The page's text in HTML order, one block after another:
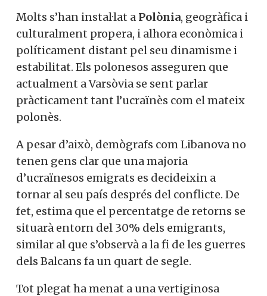
Molts s’han instal·lat a Polònia, geogràfica i
culturalment propera, i alhora econòmica i
políticament distant pel seu dinamisme i
estabilitat. Els polonesos asseguren que
actualment a Varsòvia se sent parlar
pràcticament tant l’ucraïnès com el mateix
polonès.
A pesar d’això, demògrafs com Libanova no
tenen gens clar que una majoria
d’ucraïnesos emigrats es decideixin a
tornar al seu país després del conflicte. De
fet, estima que el percentatge de retorns se
situarà entorn del 30% dels emigrants,
similar al que s’observà a la fi de les guerres
dels Balcans fa un quart de segle.
Tot plegat ha menat a una vertiginosa